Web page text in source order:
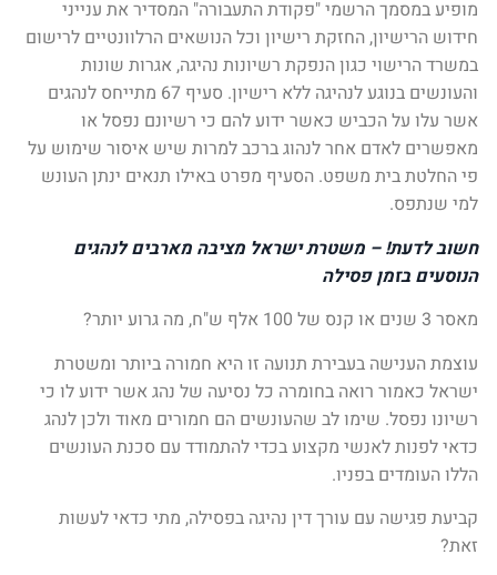
מופיע במסמך הרשמי "פקודת התעבורה" המסדיר את ענייני
חידוש הרישיון, החזקת רישיון וכל הנושאים הרלוונטיים לרישום
במשרד הרישוי כגון הנפקת רשיונות נהיגה, אגרות שונות
והעונשים בנוגע לנהיגה ללא רישיון. סעיף 67 מתייחס לנהגים
אשר עלו על הכביש כאשר ידוע להם כי רשיונם נפסל או
מאפשרים לאדם אחר לנהוג ברכב למרות שיש איסור שימוש על
פי החלטת בית משפט. הסעיף מפרט באילו תנאים ינתן העונש
למי שנתפס.
חשוב לדעת! – משטרת ישראל מציבה מארבים לנהגים
הנוסעים בזמן פסילה
מאסר 3 שנים או קנס של 100 אלף ש"ח, מה גרוע יותר?
עוצמת הענישה בעבירת תנועה זו היא חמורה ביותר ומשטרת
ישראל כאמור רואה בחומרה כל נסיעה של נהג אשר ידוע לו כי
רשיונו נפסל. שימו לב שהעונשים הם חמורים מאוד ולכן לנהג
כדאי לפנות לאנשי מקצוע בכדי להתמודד עם סכנת העונשים
הללו העומדים בפניו.
קביעת פגישה עם עורך דין נהיגה בפסילה, מתי כדאי לעשות
זאת?